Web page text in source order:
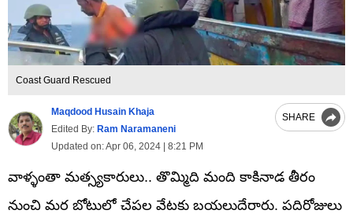
Coast Guard Rescued
Maqdood Husain Khaja
Edited By: Ram Naramaneni
Updated on:Apr 06, 2024 | 8:21 PM
SHARE
వాళ్ళంతా మత్స్యకారులు.. తొమ్మిది మంది కాకినాడ తీరం
నుంచి మర బోటులో చేపల వేటకు బయలుదేరారు. పదిరోజులు